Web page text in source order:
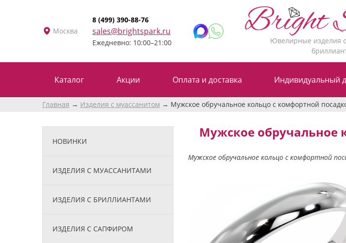
Москва
8 (499) 390-88-76
sales@brightspark.ru
Ежедневно: 10:00–21:00
Ювелирные изделия
Каталог Акции Оплата и доставка Индивидуальный
Главная Изделия с муассанитом Мужское обручальное кольцо с комфортной
НОВИНКИ
ИЗДЕЛИЯ С МУАССАНИТАМИ
ИЗДЕЛИЯ С БРИЛЛИАНТАМИ
ИЗДЕЛИЯ С САПФИРОМ
Мужское обручальное
Мужское обручальное кольцо с комфортной